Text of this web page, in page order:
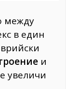
между
в един
и
увеличи